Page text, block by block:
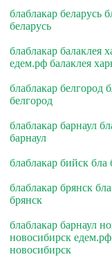
блаблакар беларусь
беларусь
блаблакар балаклея
едем.рф балаклея
блаблакар белгород
белгород
блаблакар барнаул
барнаул
блаблакар бийск
блаблакар брянск
брянск
блаблакар барнаул
новосибирск
новосибирск